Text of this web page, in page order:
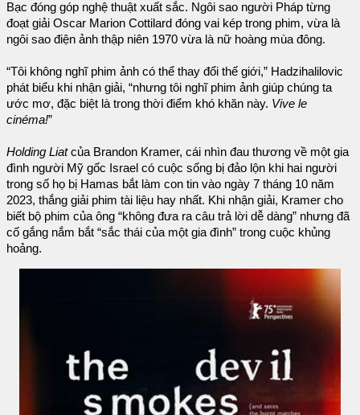
Bạc đóng góp nghệ thuật xuất sắc. Ngôi sao người Pháp từng
đoạt giải Oscar Marion Cottilard đóng vai kép trong phim, vừa là
ngôi sao điện ảnh thập niên 1970 vừa là nữ hoàng mùa đông.
“Tôi không nghĩ phim ảnh có thể thay đổi thế giới,” Hadzihalilovic
phát biểu khi nhận giải, “nhưng tôi nghĩ phim ảnh giúp chúng ta
ước mơ, đặc biệt là trong thời điểm khó khăn này. Vive le
cinéma!”
Holding Liatcủa Brandon Kramer, cái nhìn đau thương về một gia
đình người Mỹ gốc Israel có cuộc sống bị đảo lộn khi hai người
trong số họ bị Hamas bắt làm con tin vào ngày 7 tháng 10 năm
2023, thắng giải phim tài liệu hay nhất. Khi nhận giải, Kramer cho
biết bộ phim của ông “không đưa ra câu trả lời dễ dàng” nhưng đã
cố gắng nắm bắt “sắc thái của một gia đình” trong cuộc khủng
hoảng.